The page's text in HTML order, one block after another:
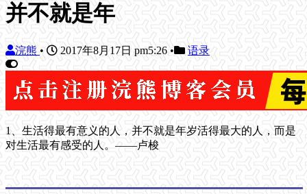
并不就是年
浣熊 • 2017年8月17日 pm5:26• 语录
1、生活得最有意义的人，并不就是年岁活得最大的人，而是
对生活最有感受的人。——卢梭